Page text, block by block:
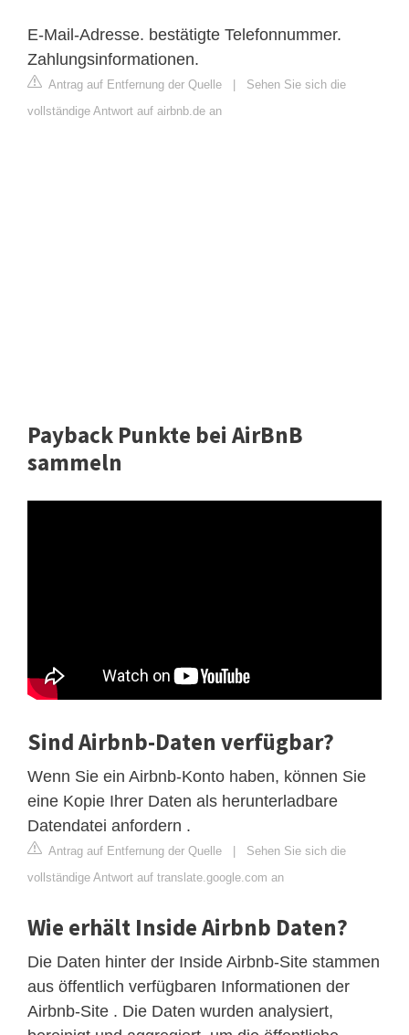
E-Mail-Adresse. bestätigte Telefonnummer.
Zahlungsinformationen.
Antrag auf Entfernung der Quelle
Sehen Sie sich die
vollständige Antwort auf airbnb.de an
Payback Punkte bei AirBnB
sammeln
Sind Airbnb-Daten verfügbar?
Wenn Sie ein Airbnb-Konto haben, können Sie
eine Kopie Ihrer Daten als herunterladbare
Datendatei anfordern .
Antrag auf Entfernung der Quelle | Sehen Sie sich die
vollständige Antwort auf translate.google.com an
Wie erhält Inside Airbnb Daten?
Die Daten hinter der Inside Airbnb-Site stammen
aus öffentlich verfügbaren Informationen der
Airbnb-Site . Die Daten wurden analysiert,